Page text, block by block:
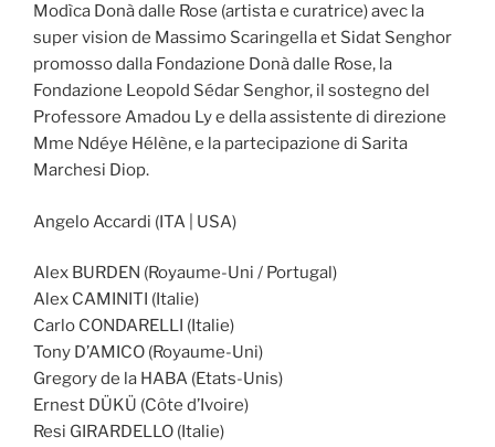
Modìca Donà dalle Rose (artista e curatrice) avec la
super vision de Massimo Scaringella et Sidat Senghor
promosso dalla Fondazione Donà dalle Rose, la
Fondazione Leopold Sédar Senghor, il sostegno del
Professore Amadou Ly e della assistente di direzione
Mme Ndéye Hélène, e la partecipazione di Sarita
Marchesi Diop.
Angelo Accardi (ITA | USA)
Alex BURDEN (Royaume-Uni / Portugal)
Alex CAMINITI (Italie)
Carlo CONDARELLI (Italie)
Tony D’AMICO (Royaume-Uni)
Gregory de la HABA (Etats-Unis)
Ernest DÜKÜ (Côte d’Ivoire)
Resi GIRARDELLO (Italie)